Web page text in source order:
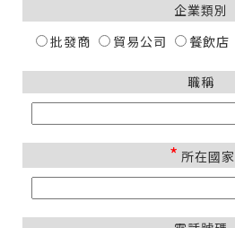
企業類別
批發商
貿易公司 餐飲店
職稱
* 所在國家